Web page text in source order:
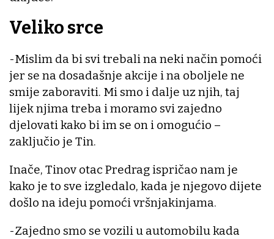
Veliko srce
-Mislim da bi svi trebali na neki način pomoći
jer se na dosadašnje akcije i na oboljele ne
smije zaboraviti. Mi smo i dalje uz njih, taj
lijek njima treba i moramo svi zajedno
djelovati kako bi im se on i omogućio –
zaključio je Tin.
Inače, Tinov otac Predrag ispričao nam je
kako je to sve izgledalo, kada je njegovo dijete
došlo na ideju pomoći vršnjakinjama.
-Zajedno smo se vozili u automobilu kada